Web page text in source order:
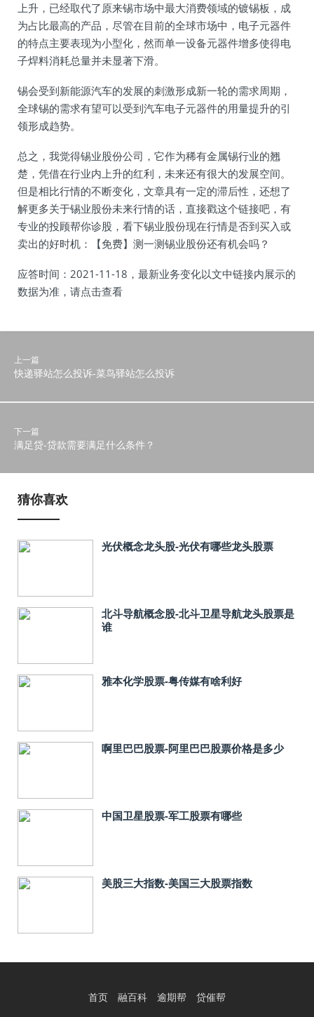
上升，已经取代了原来锡市场中最大消费领域的镀锡板，成
为占比最高的产品，尽管在目前的全球市场中，电子元器件
的特点主要表现为小型化，然而单一设备元器件增多使得电
子焊料消耗总量并未显著下滑。
锡会受到新能源汽车的发展的刺激形成新一轮的需求周期，
全球锡的需求有望可以受到汽车电子元器件的用量提升的引
领形成趋势。
总之，我觉得锡业股份公司，它作为稀有金属锡行业的翘
楚，凭借在行业内上升的红利，未来还有很大的发展空间。
但是相比行情的不断变化，文章具有一定的滞后性，还想了
解更多关于锡业股份未来行情的话，直接戳这个链接吧，有
专业的投顾帮你诊股，看下锡业股份现在行情是否到买入或
卖出的好时机：【免费】测一测锡业股份还有机会吗？
应答时间：2021-11-18，最新业务变化以文中链接内展示的
数据为准，请点击查看
上一篇
快递驿站怎么投诉-菜鸟驿站怎么投诉
下一篇
满足贷-贷款需要满足什么条件？
猜你喜欢
光伏概念龙头股-光伏有哪些龙头股票
北斗导航概念股-北斗卫星导航龙头股票是
谁
雅本化学股票-粤传媒有啥利好
啊里巴巴股票-阿里巴巴股票价格是多少
中国卫星股票-军工股票有哪些
美股三大指数-美国三大股票指数
首页 融百科 逾期帮 贷催帮